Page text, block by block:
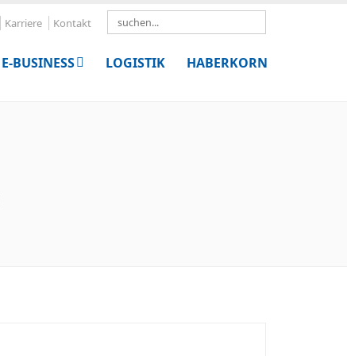
Karriere Kontakt
E-BUSINESS LOGISTIK HABERKORN